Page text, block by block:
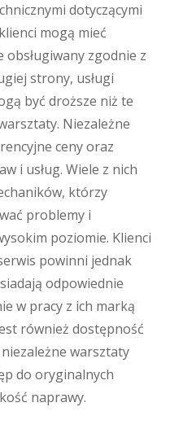
dotyczącymi
mogą mieć
obsługiwany zgodnie z
strony, usługi
być droższe niż te
Niezależne
ceny oraz
i usług. Wiele z nich
którzy
problemy i
poziomie. Klienci
powinni jednak
odpowiednie
w pracy z ich marką
również dostępność
warsztaty
do oryginalnych
naprawy.